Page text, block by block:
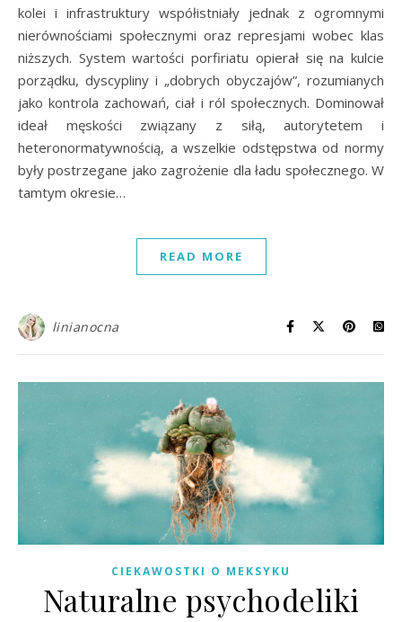
kolei i infrastruktury współistniały jednak z ogromnymi
nierównościami społecznymi oraz represjami wobec klas
niższych. System wartości porfiriatu opierał się na kulcie
porządku, dyscypliny i „dobrych obyczajów”, rozumianych
jako kontrola zachowań, ciał i ról społecznych. Dominował
ideał męskości związany z siłą, autorytetem i
heteronormatywnością, a wszelkie odstępstwa od normy
były postrzegane jako zagrożenie dla ładu społecznego. W
tamtym okresie…
READ MORE
linianocna
CIEKAWOSTKI O MEKSYKU
Naturalne psychodeliki